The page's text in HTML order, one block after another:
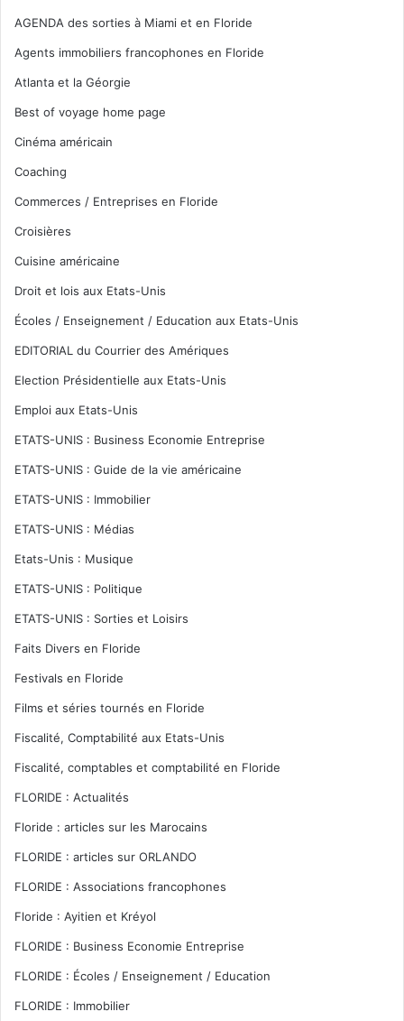
AGENDA des sorties à Miami et en Floride
Agents immobiliers francophones en Floride
Atlanta et la Géorgie
Best of voyage home page
Cinéma américain
Coaching
Commerces / Entreprises en Floride
Croisières
Cuisine américaine
Droit et lois aux Etats-Unis
Écoles / Enseignement / Education aux Etats-Unis
EDITORIAL du Courrier des Amériques
Election Présidentielle aux Etats-Unis
Emploi aux Etats-Unis
ETATS-UNIS : Business Economie Entreprise
ETATS-UNIS : Guide de la vie américaine
ETATS-UNIS : Immobilier
ETATS-UNIS : Médias
Etats-Unis : Musique
ETATS-UNIS : Politique
ETATS-UNIS : Sorties et Loisirs
Faits Divers en Floride
Festivals en Floride
Films et séries tournés en Floride
Fiscalité, Comptabilité aux Etats-Unis
Fiscalité, comptables et comptabilité en Floride
FLORIDE : Actualités
Floride : articles sur les Marocains
FLORIDE : articles sur ORLANDO
FLORIDE : Associations francophones
Floride : Ayitien et Kréyol
FLORIDE : Business Economie Entreprise
FLORIDE : Écoles / Enseignement / Education
FLORIDE : Immobilier